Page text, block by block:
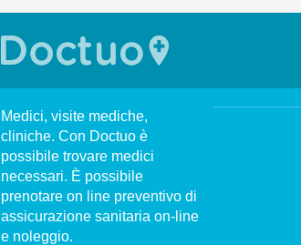
Medici, visite mediche,
cliniche. Con Doctuo è
possibile trovare medici
necessari. È possibile
prenotare on line preventivo di
assicurazione sanitaria on-line
e noleggio.